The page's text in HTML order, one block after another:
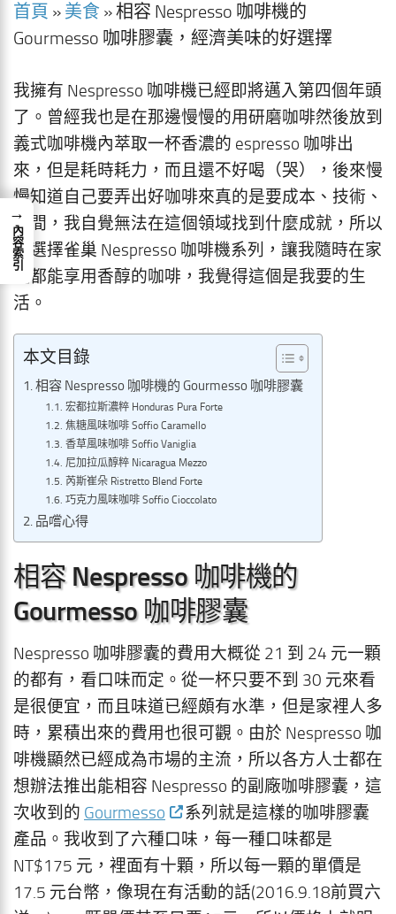
首頁 » 美食 »相容 Nespresso 咖啡機的
Gourmesso 咖啡膠囊，經濟美味的好選擇
我擁有 Nespresso 咖啡機已經即將邁入第四個年頭
了。曾經我也是在那邊慢慢的用研磨咖啡然後放到
義式咖啡機內萃取一杯香濃的 espresso 咖啡出
來，但是耗時耗力，而且還不好喝（哭），後來慢
慢知道自己要弄出好咖啡來真的是要成本、技術、
時間，我自覺無法在這個領域找到什麼成就，所以
才選擇雀巢 Nespresso 咖啡機系列，讓我隨時在家
裡都能享用香醇的咖啡，我覺得這個是我要的生
活。
本文目錄
相容 Nespresso 咖啡機的 Gourmesso 咖啡膠囊
宏都拉斯濃粹 Honduras Pura Forte
焦糖風味咖啡 Soffio Caramello
香草風味咖啡 Soffio Vaniglia
尼加拉瓜醇粹 Nicaragua Mezzo
芮斯崔朵 Ristretto Blend Forte
巧克力風味咖啡 Soffio Cioccolato
品嚐心得
相容 Nespresso 咖啡機的
Gourmesso 咖啡膠囊
Nespresso 咖啡膠囊的費用大概從 21 到 24 元一顆
的都有，看口味而定。從一杯只要不到 30 元來看
是很便宜，而且味道已經頗有水準，但是家裡人多
時，累積出來的費用也很可觀。由於 Nespresso 咖
啡機顯然已經成為市場的主流，所以各方人士都在
想辦法推出能相容 Nespresso 的副廠咖啡膠囊，這
次收到的 Gourmesso
系列就是這樣的咖啡膠囊
產品。我收到了六種口味，每一種口味都是
NT$175 元，裡面有十顆，所以每一顆的單價是
17.5 元台幣，像現在有活動的話(2016.9.18前買六
→
內容索引